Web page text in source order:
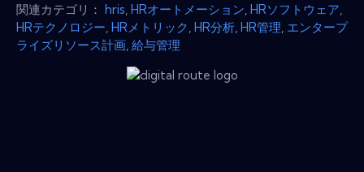
関連カテゴリ： hris HRオートメーション HRソフトウェア
HRテクノロジー HRメトリック HR分析 HR管理 エンタープ
ライズリソース計画 給与管理